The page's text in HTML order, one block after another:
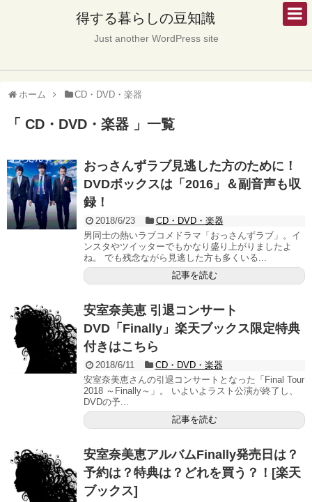
得する暮らしの豆知識
Just another WordPress site
ホーム CD・DVD・楽器
「 CD・DVD・楽器 」一覧
おっさんずラブ見逃した方のために！
DVDボックスは「2016」＆副音声も収
録！
2018/6/23
CD・DVD・楽器
男同士の熱いラブコメドラマ「おっさんずラブ」。イ
ンスタやツイッターでもかなり盛り上がりましたよ
ね。 でも残念ながら見逃した方も多くいる...
記事を読む
安室奈美恵 引退コンサート
DVD「Finally」楽天ブックス限定特典
付きはこちら
2018/6/11
CD・DVD・楽器
安室奈美恵さんの引退コンサートとなった「Final Tour
2018 ～Finally～」。 いよいよラスト公演が終了し、
DVDの予...
記事を読む
安室奈美恵アルバムFinally発売日は？
予約は？特典は？どれを買う？！[楽天
ブックス]